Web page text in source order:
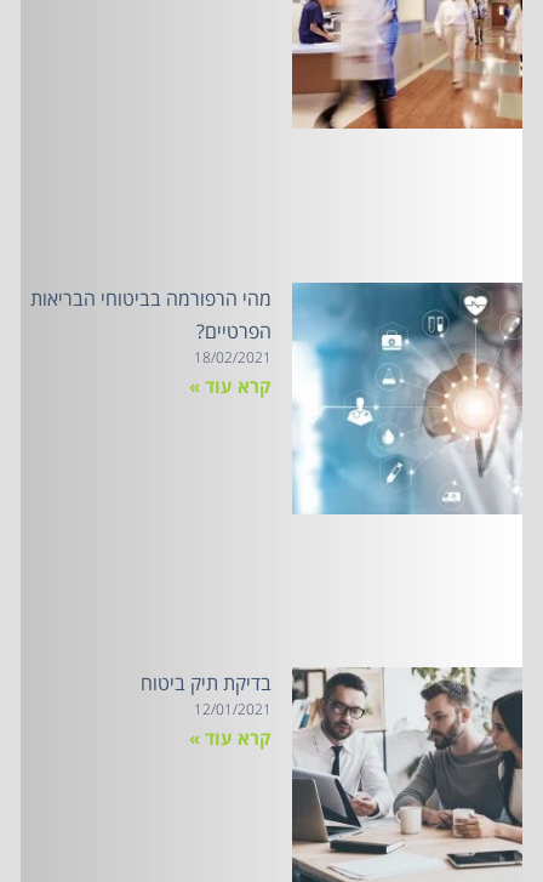
מהי הרפורמה בביטוחי הבריאות
הפרטיים?
18/02/2021
קרא עוד »
בדיקת תיק ביטוח
12/01/2021
קרא עוד »